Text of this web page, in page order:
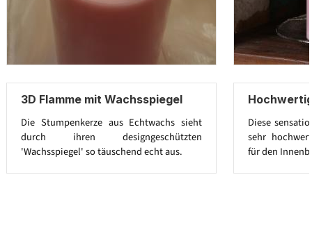
3D Flamme mit Wachsspiegel
Die Stumpenkerze aus Echtwachs sieht
durch ihren designgeschützten
'Wachsspiegel' so täuschend echt aus.
Diese
sehr
für den